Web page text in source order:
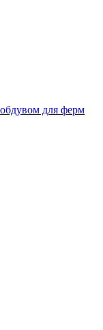
для ферм